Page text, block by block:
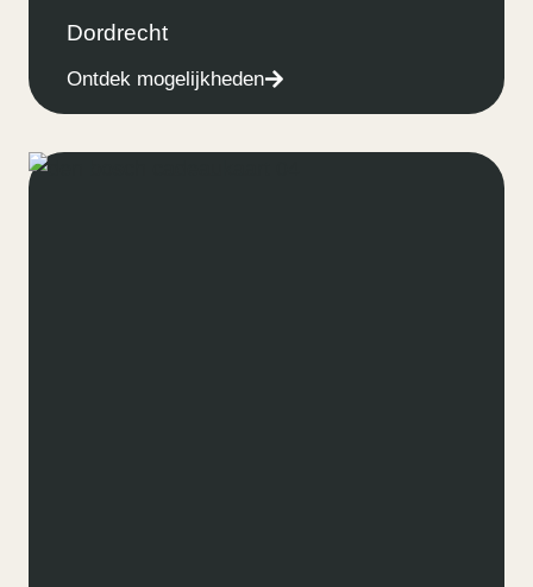
Dordrecht
Ontdek mogelijkheden